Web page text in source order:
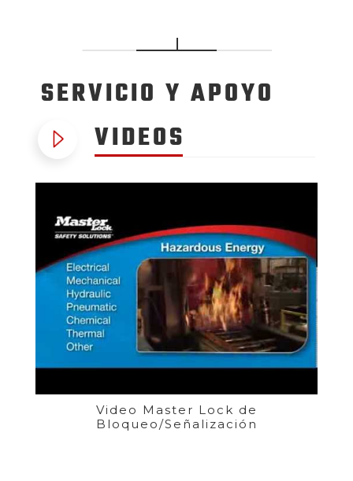
SERVICIO Y APOYO
VIDEOS
Video Master Lock de
Bloqueo/Señalización